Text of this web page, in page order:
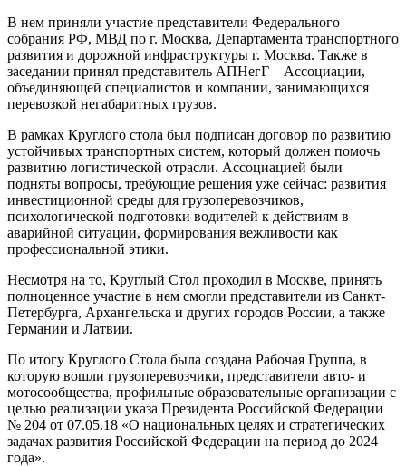
В нем приняли участие представители Федерального
собрания РФ, МВД по г. Москва, Департамента транспортного
развития и дорожной инфраструктуры г. Москва. Также в
заседании принял представитель АПНегГ – Ассоциации,
объединяющей специалистов и компании, занимающихся
перевозкой негабаритных грузов.
В рамках Круглого стола был подписан договор по развитию
устойчивых транспортных систем, который должен помочь
развитию логистической отрасли. Ассоциацией были
подняты вопросы, требующие решения уже сейчас: развития
инвестиционной среды для грузоперевозчиков,
психологической подготовки водителей к действиям в
аварийной ситуации, формирования вежливости как
профессиональной этики.
Несмотря на то, Круглый Стол проходил в Москве, принять
полноценное участие в нем смогли представители из Санкт-
Петербурга, Архангельска и других городов России, а также
Германии и Латвии.
По итогу Круглого Стола была создана Рабочая Группа, в
которую вошли грузоперевозчики, представители авто- и
мотосообщества, профильные образовательные организации с
целью реализации указа Президента Российской Федерации
№ 204 от 07.05.18 «О национальных целях и стратегических
задачах развития Российской Федерации на период до 2024
года».